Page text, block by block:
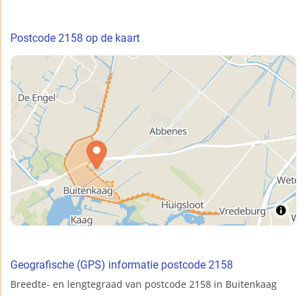
Postcode 2158 op de kaart
Geografische (GPS) informatie postcode 2158
Breedte- en lengtegraad van postcode 2158 in Buitenkaag